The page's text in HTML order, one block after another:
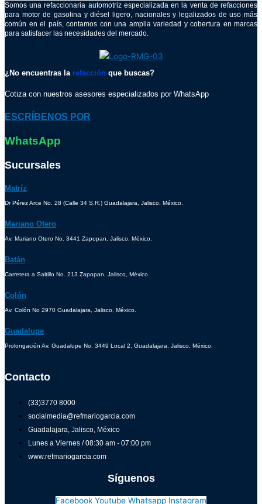
Somos una refaccionaria automotriz especializada en la venta de refacciones
para motor de gasolina y diésel ligero, nacionales y legalizados de uso más
común en el país, contamos con una amplia variedad y cobertura en marcas
para satisfacer las necesidades del mercado.
¿No encuentras la refacción que buscas?
Cotiza con nuestros asesores especializados por WhatsApp
ESCRÍBENOS POR
WhatsApp
Sucursales
Matríz
Dr Pérez Arce No. 28 (Calle 34 S.R.) Guadalajara, Jalisco, México.
Mariano Otero
Av. Mariano Otero No. 3441 Zapopan, Jalisco, México.
Batán
Carretera a Saltillo No. 213 Zapopan, Jalisco, México.
Colón
Av. Colón No 2970 Guadalajara, Jalisco, México.
Guadalupe
Prolongación Av. Guadalupe No. 3449 Local 2, Guadalajara, Jalisco, México.
Contacto
(33)3770 8000
socialmedia@refmariogarcia.com
Guadalajara, Jalisco, México
Lunes a Viernes / 08:30 am - 07:00 pm
www.refmariogarcia.com
Síguenos
Facebook Youtube Whatsapp Instagram